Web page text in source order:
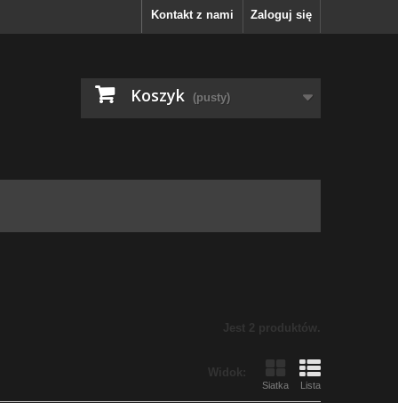
Zaloguj się
Kontakt z nami
Koszyk (pusty)
Jest 2 produktów.
Widok:
Siatka Lista